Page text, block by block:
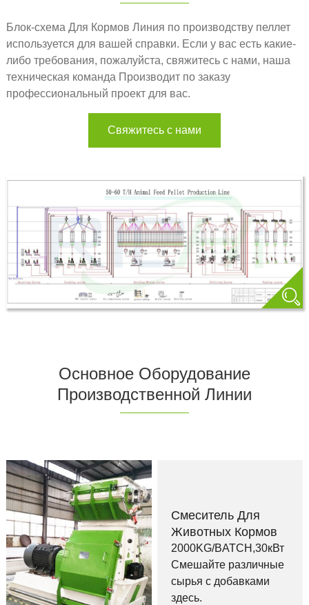
домашней птицы может производить корм для
курицы, бройлеров, кур-несушек, , корм для мелкого
курятины, корм для крупного рогатого скота, корм
для свиней, утку, корм для овец, корм для рыб,
водный корм и т. Д.
Что мы можем сделать для вас? Мы можем
предоставить Блок-схема, предложение, дизайн и
множество монтажных чертежей, планировка цехов,
Блок-схема Для Кормов Линия по производству пеллет
используется для вашей справки. Если у вас есть какие-
либо требования, пожалуйста, свяжитесь с нами, наша
техническая команда Производит по заказу
профессиональный проект для вас.
Свяжитесь с нами
Основное Оборудование
Производственной Линии
Смеситель Для
Животных Кормов
2000KG/BATCH,30кВт
Смешайте различные
сырья с добавками
здесь.